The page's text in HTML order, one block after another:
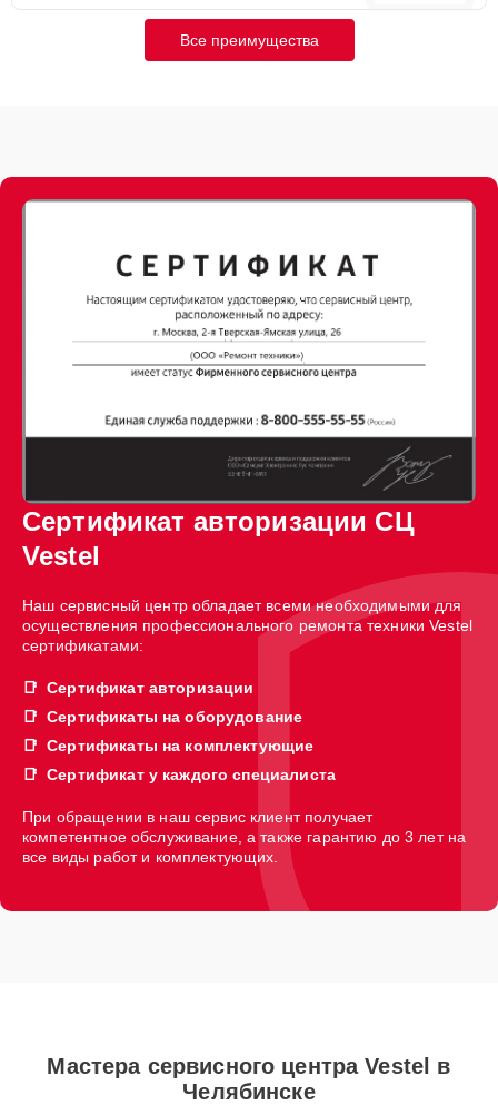
Все преимущества
Сертификат авторизации СЦ
Vestel
Наш сервисный центр обладает всеми необходимыми для
осуществления профессионального ремонта техники Vestel
сертификатами:
Сертификат авторизации
Сертификаты на оборудование
Сертификаты на комплектующие
Сертификат у каждого специалиста
При обращении в наш сервис клиент получает
компетентное обслуживание, а также гарантию до 3 лет на
все виды работ и комплектующих.
Мастера сервисного центра Vestel в
Челябинске